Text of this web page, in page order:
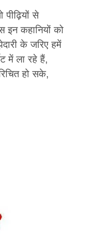
पीढ़ियों से
इन कहानियों को
के जरिए हमें
में ला रहे हैं,
हो सके,